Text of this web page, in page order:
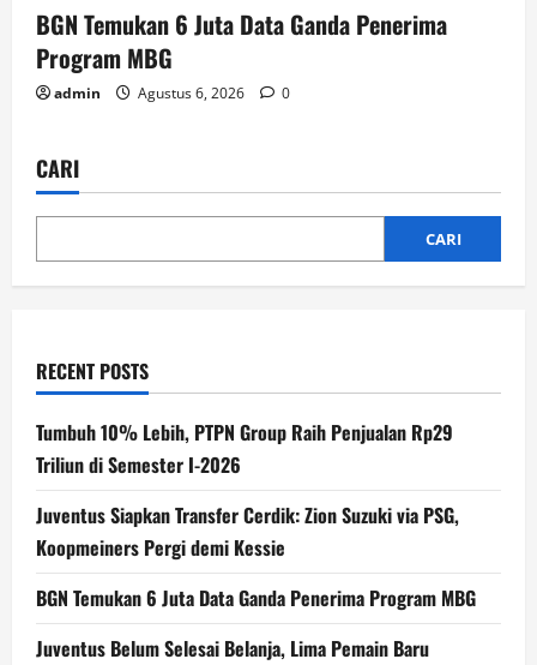
BGN Temukan 6 Juta Data Ganda Penerima
Program MBG
admin Agustus 6, 2026 0
CARI
CARI
RECENT POSTS
Tumbuh 10% Lebih, PTPN Group Raih Penjualan Rp29
Triliun di Semester I-2026
Juventus Siapkan Transfer Cerdik: Zion Suzuki via PSG,
Koopmeiners Pergi demi Kessie
BGN Temukan 6 Juta Data Ganda Penerima Program MBG
Juventus Belum Selesai Belanja, Lima Pemain Baru